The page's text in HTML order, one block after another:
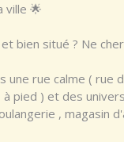
ville 🌟
bien situé ? Ne
une rue calme ( rue
à pied ) et des
, magasin